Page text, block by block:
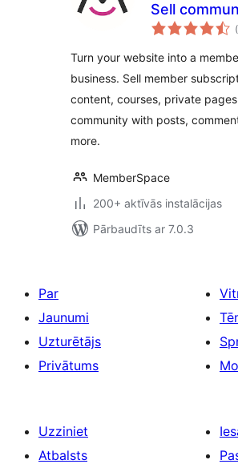
Sell
access,
paid
Turn your website into a
business. Sell member
content, courses, private
community with posts,
more.
MemberSpace
200+ aktīvās instalācijas
Pārbaudīts ar 7.0.3
Par
Jaunumi
Uzturētājs
Privātums
Uzziniet
Atbalsts